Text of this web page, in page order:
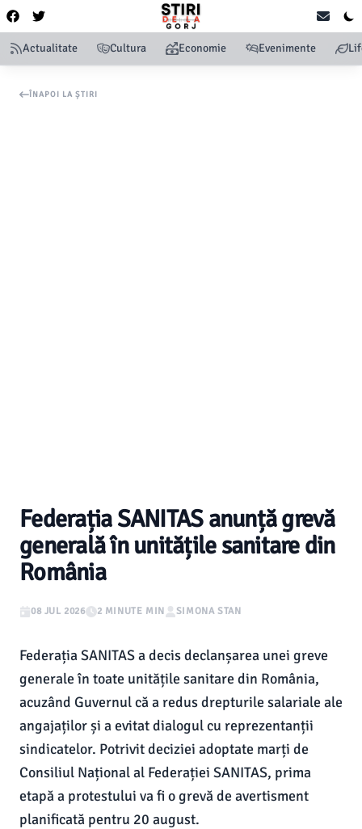
Actualitate Cultura Economie Evenimente
ÎNAPOI LA ȘTIRI
Federația SANITAS anunță grevă
generală în unitățile sanitare din
România
08 JUL 2026 2 MINUTE MIN SIMONA STAN
Federația SANITAS a decis declanșarea unei greve
generale în toate unitățile sanitare din România,
acuzând Guvernul că a redus drepturile salariale ale
angajaților și a evitat dialogul cu reprezentanții
sindicatelor. Potrivit deciziei adoptate marți de
Consiliul Național al Federației SANITAS, prima
etapă a protestului va fi o grevă de avertisment
planificată pentru 20 august.